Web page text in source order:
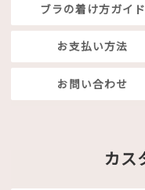
ブラの着け方ガイド
お支払い方法
お問い合わせ
カス